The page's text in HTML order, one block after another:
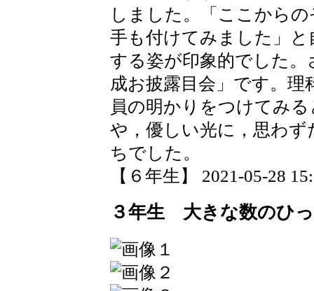
しました。「ここから
手も付けてみました」
する姿が印象的でした
成お披露目会」です。
員の明かりをつけてみ
や，優しい光に，思わ
ちでした。
【６年生】 2021-05-28
３年生 大きな数のひ